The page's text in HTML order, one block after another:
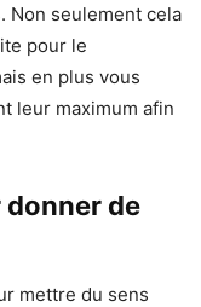
Non seulement cela
pour le
en plus vous
leur maximum afin
donner de
mettre du sens